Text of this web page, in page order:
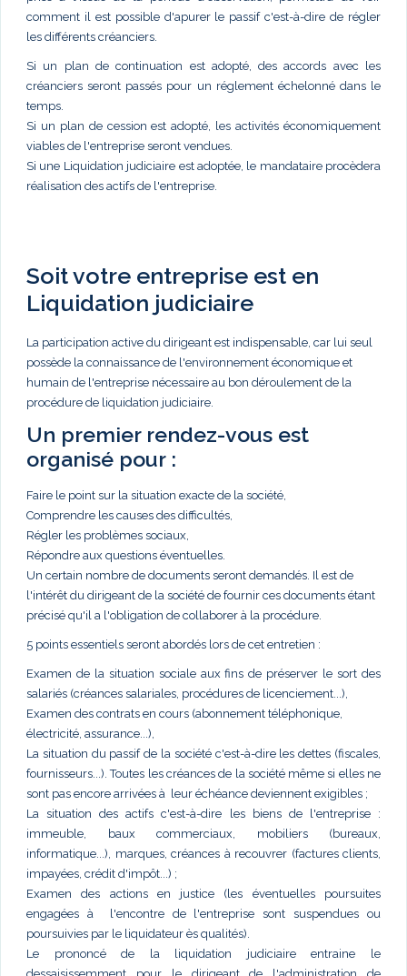
comment il est possible d'apurer le passif c'est-à-dire de régler
les différents créanciers.
Si un plan de continuation est adopté, des accords avec les
créanciers seront passés pour un réglement échelonné dans le
temps.
Si un plan de cession est adopté, les activités économiquement
viables de l'entreprise seront vendues.
Si une Liquidation judiciaire est adoptée, le mandataire procèdera
réalisation des actifs de l'entreprise.
Soit votre entreprise est en
Liquidation judiciaire
La participation active du dirigeant est indispensable, car lui seul
possède la connaissance de l'environnement économique et
humain de l'entreprise nécessaire au bon déroulement de la
procédure de liquidation judiciaire.
Un premier rendez-vous est
organisé pour :
Faire le point sur la situation exacte de la société,
Comprendre les causes des difficultés,
Régler les problèmes sociaux,
Répondre aux questions éventuelles.
Un certain nombre de documents seront demandés. Il est de
l'intérêt du dirigeant de la société de fournir ces documents étant
précisé qu'il a l'obligation de collaborer à la procédure.
5 points essentiels seront abordés lors de cet entretien :
Examen de la situation sociale aux fins de préserver le sort des
salariés (créances salariales, procédures de licenciement...),
Examen des contrats en cours (abonnement téléphonique,
électricité, assurance...),
La situation du passif de la société c'est-à-dire les dettes (fiscales,
fournisseurs...). Toutes les créances de la société même si elles ne
sont pas encore arrivées à leur échéance deviennent exigibles ;
La situation des actifs c'est-à-dire les biens de l'entreprise :
immeuble, baux commerciaux, mobiliers (bureaux,
informatique...), marques, créances à recouvrer (factures clients,
impayées, crédit d'impôt...) ;
Examen des actions en justice (les éventuelles poursuites
engagées à l'encontre de l'entreprise sont suspendues ou
poursuivies par le liquidateur ès qualités).
Le prononcé de la liquidation judiciaire entraine le